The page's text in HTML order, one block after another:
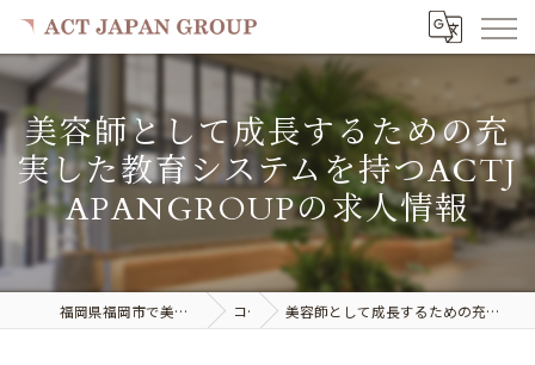
美容師として成長するための充
実した教育システムを持つACTJ
APANGROUPの求人情報
福岡県福岡市で美容室の求人ならACT JAPAN GROUP コラム 美容師として成長するための充実した教育システムを持つACTJAPANGROUPの求人情報